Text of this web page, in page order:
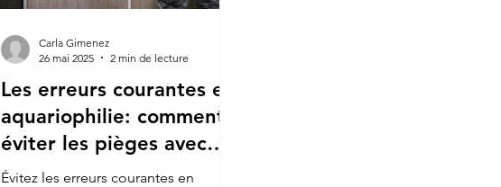
Les erreurs courantes en
aquariophilie: comment
éviter les pièges avec
vos crevettes
Évitez les erreurs courantes en
Carla Gimenez
26 mai 2025
2 min de lecture